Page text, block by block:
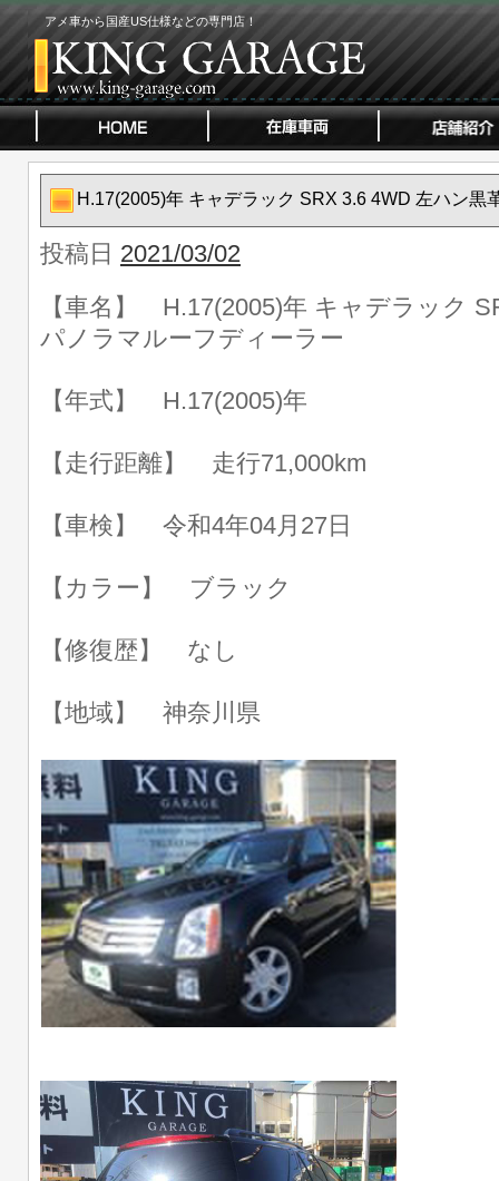
アメ車から国産US仕様などの専門店！
H.17(2005)年 キャデラック SRX 3.6 4WD 左ハン黒
投稿日 2021/03/02
【車名】 H.17(2005)年 キャデラック
パノラマルーフディーラー
【年式】 H.17(2005)年
【走行距離】 走行71,000km
【車検】 令和4年04月27日
【カラー】 ブラック
【修復歴】 なし
【地域】 神奈川県